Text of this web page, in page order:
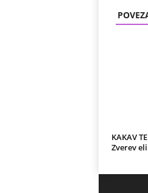
KAKAV
Zverev